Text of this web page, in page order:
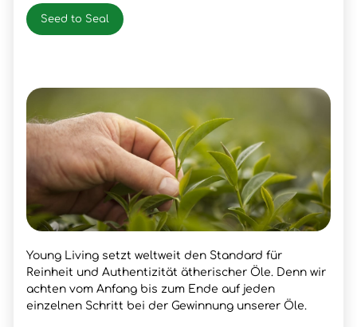
Seed to Seal
Young Living setzt weltweit den Standard für
Reinheit und Authentizität ätherischer Öle. Denn wir
achten vom Anfang bis zum Ende auf jeden
einzelnen Schritt bei der Gewinnung unserer Öle.